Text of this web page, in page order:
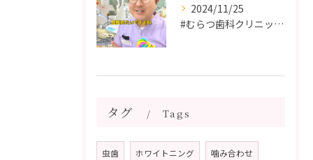
2024/11/25
#むらつ歯科クリニック #博多 #審美歯科 #短期間で治療 ...
タグ Tags
虫歯 ホワイトニング 噛み合わせ